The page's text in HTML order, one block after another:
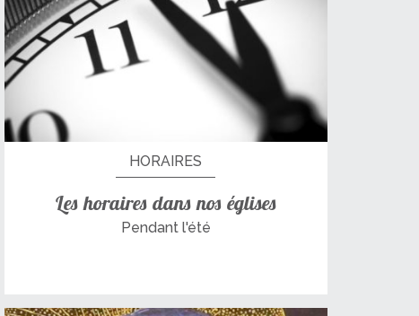
HORAIRES
Les horaires dans nos églises
Pendant l'été